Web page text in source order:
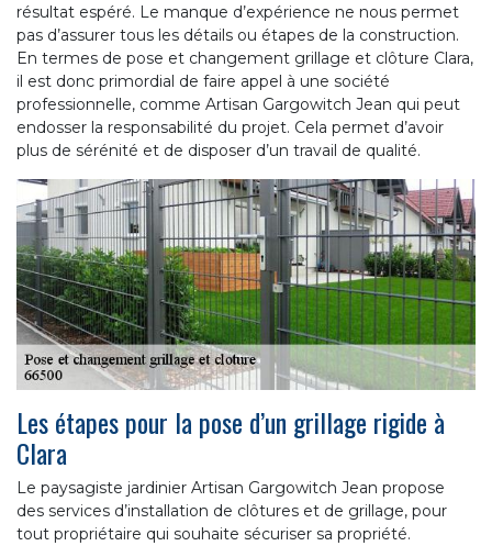
résultat espéré. Le manque d’expérience ne nous permet
pas d’assurer tous les détails ou étapes de la construction.
En termes de pose et changement grillage et clôture Clara,
il est donc primordial de faire appel à une société
professionnelle, comme Artisan Gargowitch Jean qui peut
endosser la responsabilité du projet. Cela permet d’avoir
plus de sérénité et de disposer d’un travail de qualité.
Les étapes pour la pose d’un grillage rigide à
Clara
Le paysagiste jardinier Artisan Gargowitch Jean propose
des services d’installation de clôtures et de grillage, pour
tout propriétaire qui souhaite sécuriser sa propriété.